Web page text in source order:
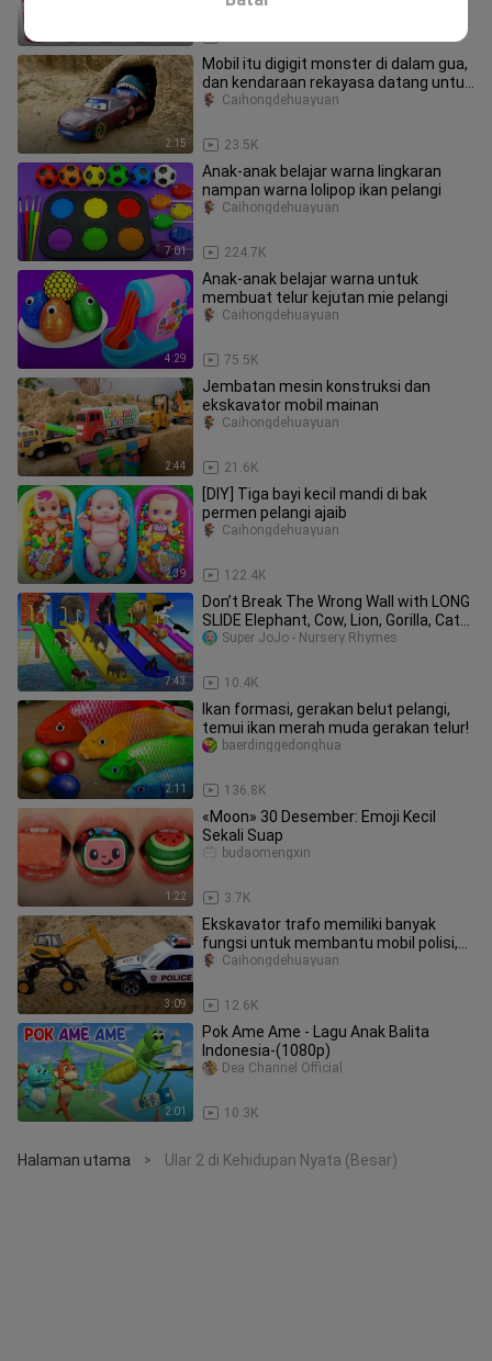
2:15
Mobil itu digigit monster di dalam gua,
dan kendaraan rekayasa datang untuk
memperbaikinya
23.5K
Caihongdehuayuan
7:01
Anak-anak belajar warna lingkaran
nampan warna lolipop ikan pelangi
224.7K
Caihongdehuayuan
4:29
Anak-anak belajar warna untuk
membuat telur kejutan mie pelangi
75.5K
Caihongdehuayuan
2:44
Jembatan mesin konstruksi dan
ekskavator mobil mainan
21.6K
Caihongdehuayuan
2:39
[DIY] Tiga bayi kecil mandi di bak
permen pelangi ajaib
122.4K
Caihongdehuayuan
7:43
Don’t Break The Wrong Wall with LONG
SLIDE Elephant, Cow, Lion, Gorilla, Cat
Wild Animals Cage Game
10.4K
Super JoJo - Nursery Rhymes
2:11
Ikan formasi, gerakan belut pelangi,
temui ikan merah muda gerakan telur!
136.8K
baerdinggedonghua
1:22
«Moon» 30 Desember: Emoji Kecil
Sekali Suap
3.7K
budaomengxin
3:09
Ekskavator trafo memiliki banyak
fungsi untuk membantu mobil polisi,
traktor, truk pemadam kebakaran
12.6K
Caihongdehuayuan
2:01
Pok Ame Ame - Lagu Anak Balita
Indonesia-(1080p)
10.3K
Dea Channel Official
Halaman utama > Ular 2 di Kehidupan Nyata (Besar)